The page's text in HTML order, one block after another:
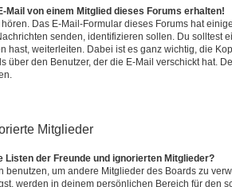
Mail von einem Mitglied dieses Forums erhalten!
Das E-Mail-Formular dieses Forums hat
senden, identifizieren sollen. Du solltest
hast, weiterleiten. Dabei ist es ganz wichtig, die
über den Benutzer, der die E-Mail verschickt hat.
Mitglieder
Listen der Freunde und ignorierten Mitglieder?
benutzen, um andere Mitglieder des Boards zu
werden in deinem persönlichen Bereich für den